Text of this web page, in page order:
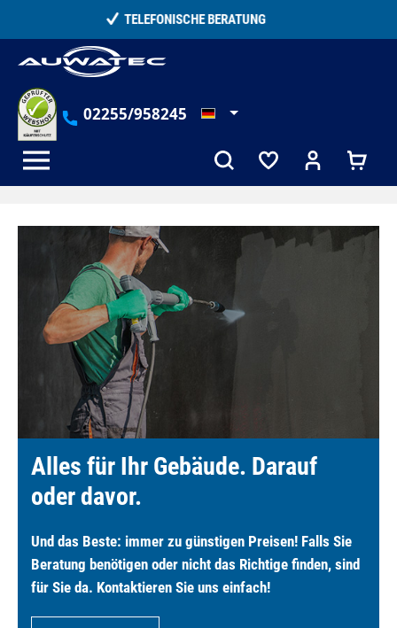
15.000+ ZUFRIEDENE KUNDEN
02255/958245
Alles für Ihr Gebäude. Darauf
oder davor.
Und das Beste: immer zu günstigen Preisen! Falls Sie
Beratung benötigen oder nicht das Richtige finden, sind
für Sie da. Kontaktieren Sie uns einfach!